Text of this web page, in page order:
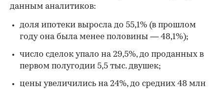
данным аналитиков:
доля ипотеки выросла до 55,1% (в прошлом
году она была менее половины — 48,1%);
число сделок упало на 29,5%, до проданных в
первом полугодии 5,5 тыс. двушек;
цены увеличились на 24%, до средних 48 млн